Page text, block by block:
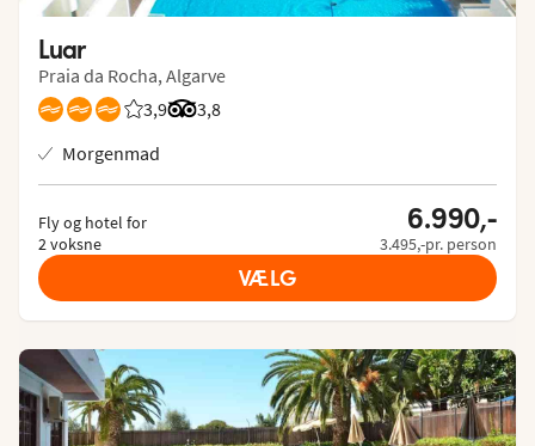
Luar
Praia da Rocha, Algarve
3,9
Bedømmelse fra Spies gæster: 3.875/5
3,8
Bedømmelse fra Tripadvisor: 3.8 of 5
Morgenmad
Fly og hotel for
2 voksne
6.990,-
3.495,-pr. person
VÆLG